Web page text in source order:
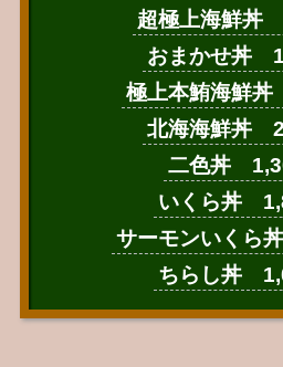
超極上海鮮丼
おまかせ丼
極上本鮪海鮮
北海海鮮丼
二色丼
いくら丼
サーモンいくら
ちらし丼